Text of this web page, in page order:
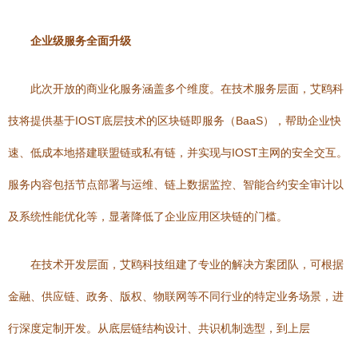
企业级服务全面升级
此次开放的商业化服务涵盖多个维度。在技术服务层面，艾鸥科
技将提供基于IOST底层技术的区块链即服务（BaaS），帮助企业快
速、低成本地搭建联盟链或私有链，并实现与IOST主网的安全交互。
服务内容包括节点部署与运维、链上数据监控、智能合约安全审计以
及系统性能优化等，显著降低了企业应用区块链的门槛。
在技术开发层面，艾鸥科技组建了专业的解决方案团队，可根据
金融、供应链、政务、版权、物联网等不同行业的特定业务场景，进
行深度定制开发。从底层链结构设计、共识机制选型，到上层